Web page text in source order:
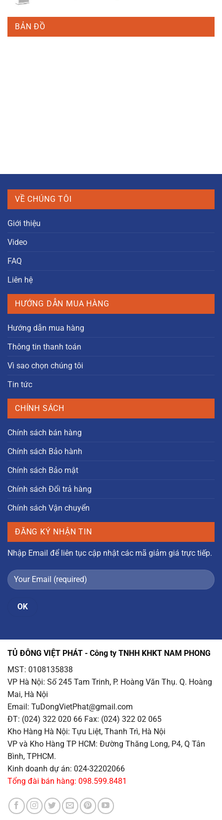
là:
tại
4.500.000 ₫.
BẢN ĐỒ
VỀ CHÚNG TÔI
Giới thiệu
Video
FAQ
Liên hệ
HƯỚNG DẪN MUA HÀNG
Hướng dẫn mua hàng
Thông tin thanh toán
Vì sao chọn chúng tôi
Tin tức
CHÍNH SÁCH
Chính sách bán hàng
Chính sách Bảo hành
Chính sách Bảo mật
Chính sách Đổi trả hàng
Chính sách Vận chuyển
ĐĂNG KÝ NHẬN TIN
Nhập Email để liên tục cập nhật các mã giảm giá trực tiếp.
TỦ ĐÔNG VIỆT PHÁT - Công ty TNHH KHKT NAM PHONG
MST: 0108135838
VP Hà Nội: Số 245 Tam Trinh, P. Hoàng Văn Thụ. Q. Hoàng
Mai, Hà Nội
Email: TuDongVietPhat@gmail.com
ĐT: (024) 322 020 66 Fax: (024) 322 02 065
Kho Hàng Hà Nội: Tựu Liệt, Thanh Trì, Hà Nội
VP và Kho Hàng TP HCM: Đường Thăng Long, P4, Q Tân
Bình, TPHCM.
Kinh doanh dự án: 024-32202066
Tổng đài bán hàng: 098.599.8481